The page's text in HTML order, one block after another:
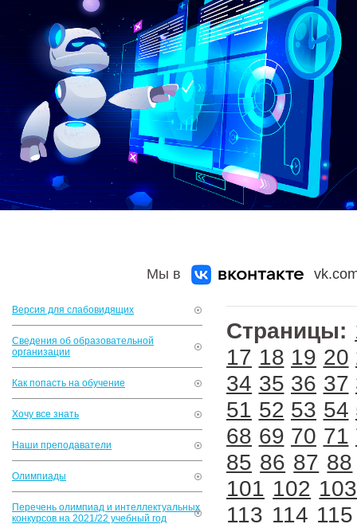
Мы в
Версия для слабовидящих
Сведения об образовательной
организации
Как попасть на обучение
Хочу все знать
Наши преподаватели
Олимпиады
Перечень олимпиад и интеллектуальных
конкурсов на 2021/22 учебный год
Страницы:
17 18 19 20
34 35 36 37
51 52 53 54
68 69 70 71
85 86 87 88
101 102 103
113 114 115